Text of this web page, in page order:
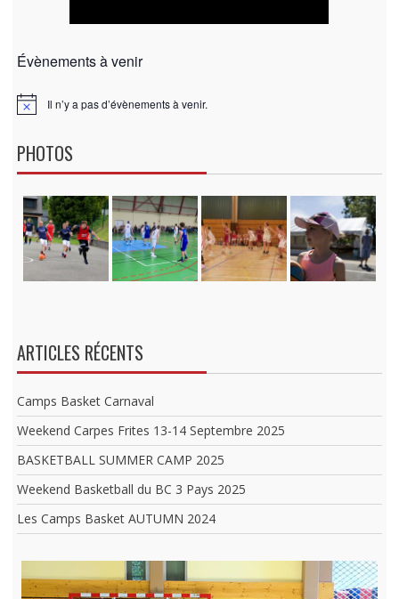
Évènements à venir
N
c
Il n’y a pas d’évènements à venir.
PHOTOS
ARTICLES RÉCENTS
Camps Basket Carnaval
Weekend Carpes Frites 13-14 Septembre 2025
BASKETBALL SUMMER CAMP 2025
Weekend Basketball du BC 3 Pays 2025
Les Camps Basket AUTUMN 2024